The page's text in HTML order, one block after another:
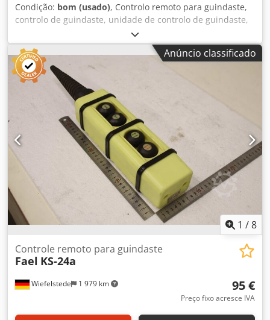
Condição: bom (usado), Controlo remoto para guindaste,
controlo de guindaste, unidade de controlo de guindaste,
botão de comando suspenso, interruptor de comando,
unidade de comando, controlo de monitorização -
Fabricante: Elprom-Iskra, interruptor de comando para
controlo remoto de guindaste -Tipo: AKPT-64 -Dimensões:
245/65/55 mm Credszmfdlspfx Adwof -Peso: 0,4 kg
Anúncio classificado
1 /8
Wiefelstede 1 979 km
Controle remoto para guindaste
Fael KS-24a
95 €
Preço fixo acresce IVA